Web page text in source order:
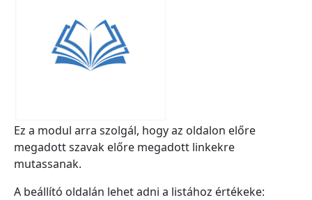
Ez a modul arra szolgál, hogy az oldalon előre
megadott szavak előre megadott linkekre
mutassanak.
A beállító oldalán lehet adni a listához értékeke: